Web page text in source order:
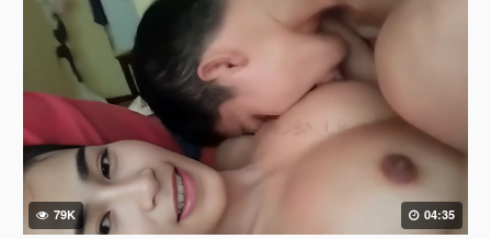
79K 04:35